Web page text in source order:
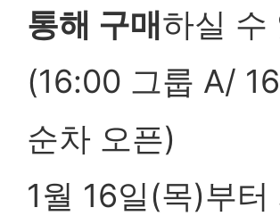
통해 구매하실 수
(16:00 그룹 A/
순차 오픈)
1월 16일(목)부